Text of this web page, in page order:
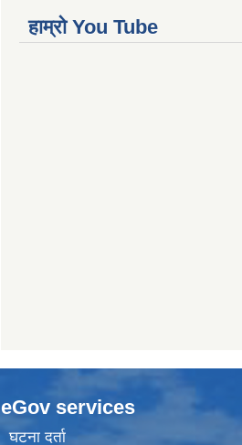
हाम्रो You Tube
eGov services
घटना दर्ता